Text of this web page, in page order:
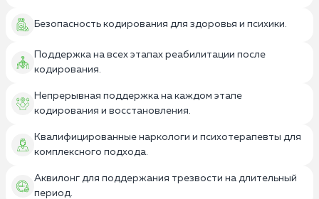
Безопасность кодирования для здоровья и психики.
Поддержка на всех этапах реабилитации после
кодирования.
Непрерывная поддержка на каждом этапе
кодирования и восстановления.
Квалифицированные наркологи и психотерапевты для
комплексного подхода.
Аквилонг для поддержания трезвости на длительный
период.